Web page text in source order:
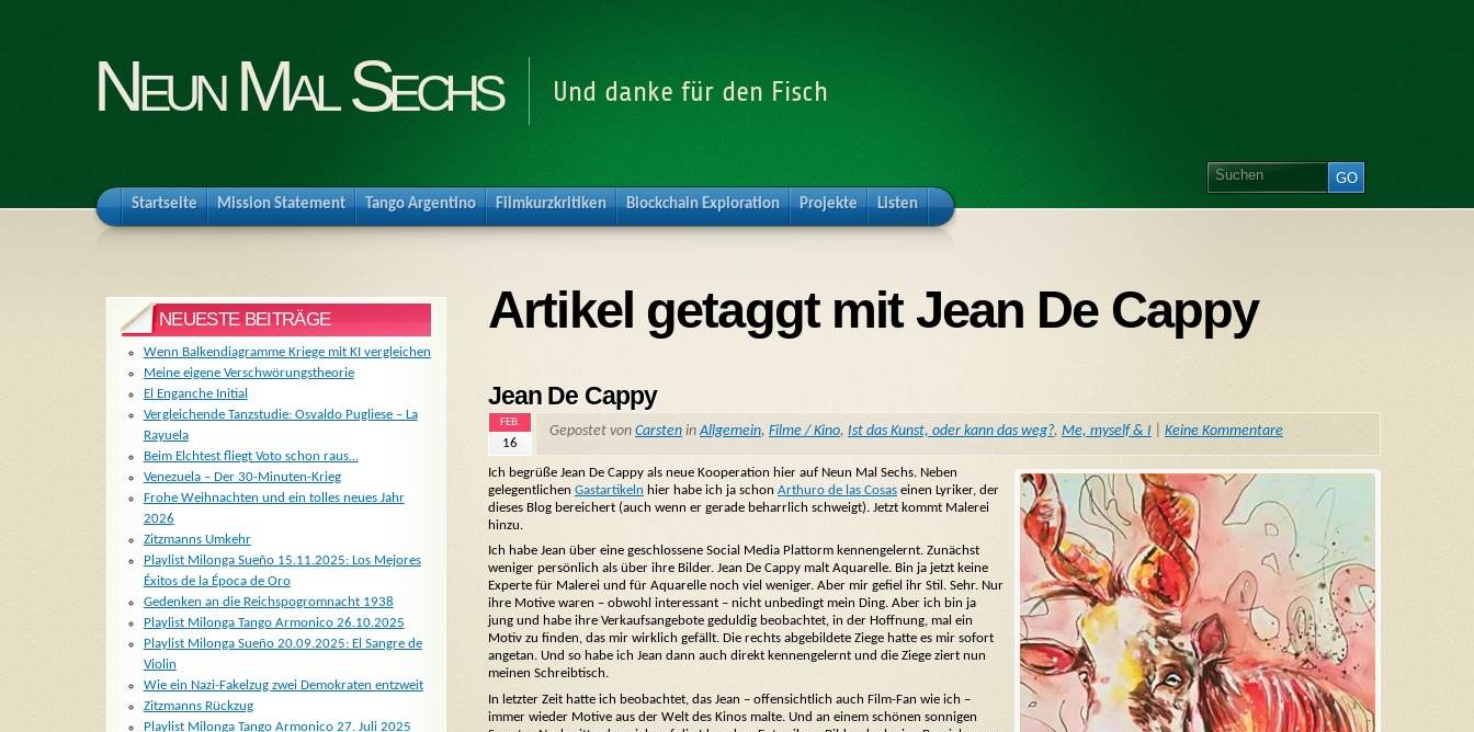
Neun Mal Sechs Und danke für den Fisch
Startseite Mission Statement Tango Argentino Filmkurzkritiken Blockchain Exploration Projekte Listen
Artikel getaggt mit Jean De Cappy
Jean De Cappy
FEB.
16
Gepostet von Carsten inAllgemein, Filme / Kino, Ist das Kunst, oder kann das weg?, Me, myself & I Keine Kommentare
Ich begrüße Jean De Cappy als neue Kooperation hier auf Neun Mal Sechs. Neben
gelegentlichen Gastartikeln hier habe ich ja schon Arthuro de las Cosas einen Lyriker, der
dieses Blog bereichert (auch wenn er gerade beharrlich schweigt). Jetzt kommt Malerei
hinzu.
Ich habe Jean über eine geschlossene Social Media Plattorm kennengelernt. Zunächst
weniger persönlich als über ihre Bilder. Jean De Cappy malt Aquarelle. Bin ja jetzt keine
Experte für Malerei und für Aquarelle noch viel weniger. Aber mir gefiel ihr Stil. Sehr. Nur
ihre Motive waren – obwohl interessant – nicht unbedingt mein Ding. Aber ich bin ja
jung und habe ihre Verkaufsangebote geduldig beobachtet, in der Hoffnung, mal ein
Motiv zu finden, das mir wirklich gefällt. Die rechts abgebildete Ziege hatte es mir sofort
angetan. Und so habe ich Jean dann auch direkt kennengelernt und die Ziege ziert nun
meinen Schreibtisch.
In letzter Zeit hatte ich beobachtet, das Jean – offensichtlich auch Film-Fan wie ich –
immer wieder Motive aus der Welt des Kinos malte. Und an einem schönen sonnigen
NEUESTE BEITRÄGE
Wenn Balkendiagramme Kriege mit KI vergleichen
Meine eigene Verschwörungstheorie
El Enganche Initial
Vergleichende Tanzstudie: Osvaldo Pugliese – La
Rayuela
Beim Elchtest fliegt Voto schon raus…
Venezuela – Der 30-Minuten-Krieg
Frohe Weihnachten und ein tolles neues Jahr
2026
Zitzmanns Umkehr
Playlist Milonga Sueño 15.11.2025: Los Mejores
Éxitos de la Época de Oro
Gedenken an die Reichspogromnacht 1938
Playlist Milonga Tango Armonico 26.10.2025
Playlist Milonga Sueño 20.09.2025: El Sangre de
Violin
Wie ein Nazi-Fakelzug zwei Demokraten entzweit
Zitzmanns Rückzug
Playlist Milonga Tango Armonico 27. Juli 2025